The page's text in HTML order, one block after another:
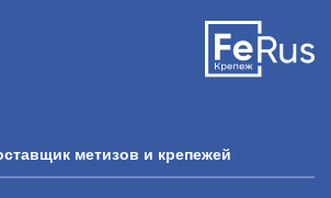
метизов и крепежей